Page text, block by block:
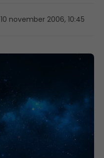
10 november 2006, 10:45